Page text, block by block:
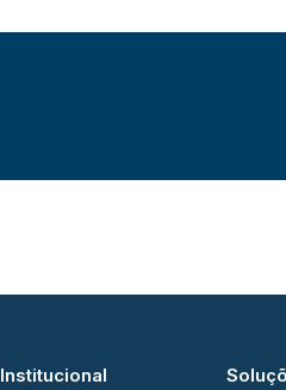
Institucional